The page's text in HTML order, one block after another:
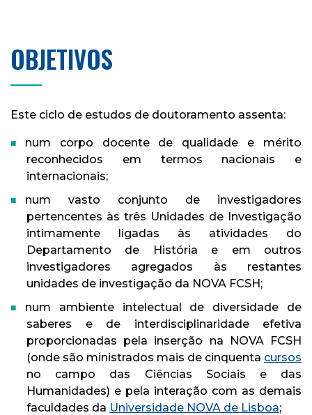
OBJETIVOS
Este ciclo de estudos de doutoramento assenta:
num corpo docente de qualidade e mérito
reconhecidos em termos nacionais e
internacionais;
num vasto conjunto de investigadores
pertencentes às três Unidades de Investigação
intimamente ligadas às atividades do
Departamento de História e em outros
investigadores agregados às restantes
unidades de investigação da NOVA FCSH;
num ambiente intelectual de diversidade de
saberes e de interdisciplinaridade efetiva
proporcionadas pela inserção na NOVA FCSH
(onde são ministrados mais de cinquenta cursos
no campo das Ciências Sociais e das
Humanidades) e pela interação com as demais
faculdades da Universidade NOVA de Lisboa;